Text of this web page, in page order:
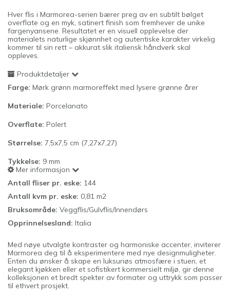
Hver flis i Marmorea-serien bærer preg av en subtilt bølget
overflate og en myk, satinert finish som fremhever de unike
fargenyansene. Resultatet er en visuell opplevelse der
materialets naturlige skjønnhet og autentiske karakter virkelig
kommer til sin rett – akkurat slik italiensk håndverk skal
oppleves.
Produktdetaljer
Farge: Mørk grønn marmoreffekt med lysere grønne årer
Materiale: Porcelanato
Overflate: Polert
Størrelse: 7,5x7,5 cm (7,27x7,27)
Tykkelse: 9 mm
Mer informasjon
Antall fliser pr. eske: 144
Antall kvm pr. eske: 0,81 m2
Bruksområde: Veggflis/Gulvflis/Innendørs
Opprinnelsesland: Italia
Med nøye utvalgte kontraster og harmoniske accenter, inviterer
Marmorea deg til å eksperimentere med nye designmuligheter.
Enten du ønsker å skape en luksuriøs atmosfære i stuen, et
elegant kjøkken eller et sofistikert kommersielt miljø, gir denne
kolleksjonen et bredt spekter av formater og uttrykk som passer
til ethvert prosjekt.